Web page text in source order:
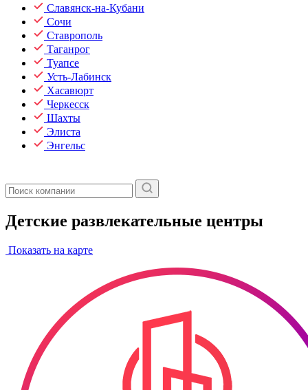
Славянск-на-Кубани
Сочи
Ставрополь
Таганрог
Туапсе
Усть-Лабинск
Хасавюрт
Черкесск
Шахты
Элиста
Энгельс
Детские развлекательные центры
Показать на карте